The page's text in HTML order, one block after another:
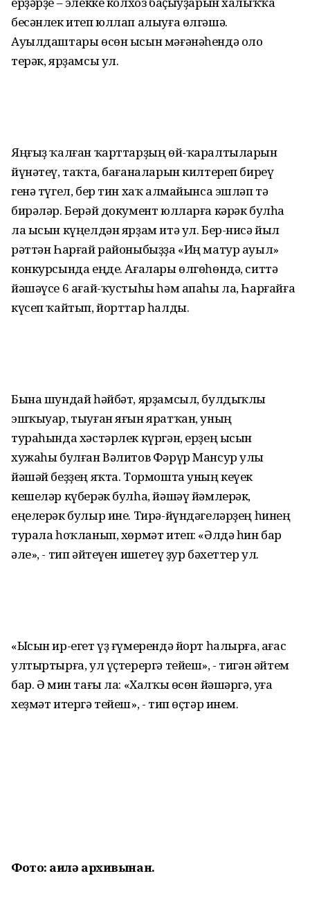
бесәнлек итеп юллап алыуға өлгәшә.
Ауылдаштары өсөн ысын мәғәнәһендә оло
терәк, ярҙамсы ул.
Яңғыҙ ҡалған ҡарттарҙың өй-ҡаралтыларын
йүнәтеү, таҡта, бағаналарын килтереп биреү
генә түгел, бер тин хаҡ алмайынса эшләп тә
бирәләр. Берәй документ юлларға кәрәк булһа
ла ысын күңелдән ярҙам итә ул. Бер-нисә йыл
рәттән Һарғай районыбыҙҙа «Иң матур ауыл»
конкурсында еңде. Ағалары өлгөһөндә, ситтә
йәшәүсе 6 ағай-ҡустыһы һәм апаһы ла, Һарғайға
күсеп ҡайтып, йорттар һалды.
Бына шундай һәйбәт, ярҙамсыл, булдыҡлы
эшҡыуар, тыуған яғын яратҡан, уның
тураһында хәстәрлек күргән, ерҙең ысын
хужаһы булған Вәлитов Фәрүр Мансур улы
йәшәй беҙҙең яҡта. Тормошта уның кеүек
кешеләр күберәк булһа, йәшәү йәмлерәк,
еңелерәк булыр ине. Тирә-йүндәгеләрҙең һинең
турала һоҡланып, хөрмәт итеп: «Әлдә һин бар
әле», - тип әйтеүен ишетеү ҙур бәхеттер ул.
«Ысын ир-егет үҙ ғүмерендә йорт һалырға, ағас
ултыртырға, ул үҫтерергә тейеш», - тигән әйтем
бар. Ә мин тағы ла: «Халҡы өсөн йәшәргә, уға
хеҙмәт итергә тейеш», - тип өҫтәр инем.
Фото: ғаилә архивынан.